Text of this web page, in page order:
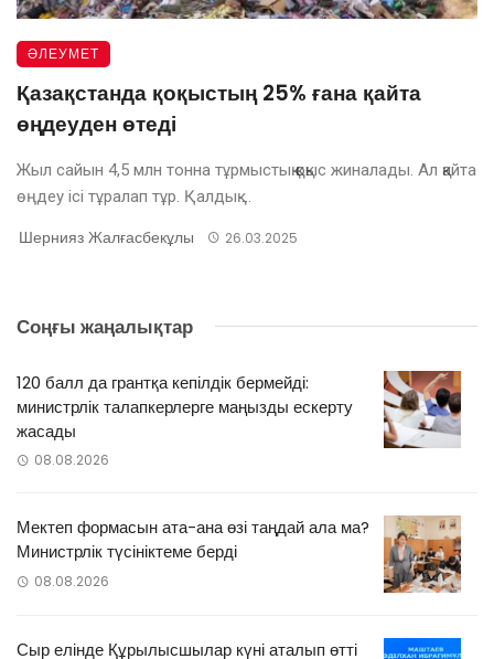
ӘЛЕУМЕТ
Қазақстанда қоқыстың 25% ғана қайта
өңдеуден өтеді
Жыл сайын 4,5 млн тонна тұрмыстық қоқыс жиналады. Ал қайта
өңдеу ісі тұралап тұр. Қалдық ...
Шернияз Жалғасбекұлы 26.03.2025
Соңғы жаңалықтар
120 балл да грантқа кепілдік бермейді:
министрлік талапкерлерге маңызды ескерту
жасады
08.08.2026
Мектеп формасын ата-ана өзі таңдай ала ма?
Министрлік түсініктеме берді
08.08.2026
Сыр елінде Құрылысшылар күні аталып өтті